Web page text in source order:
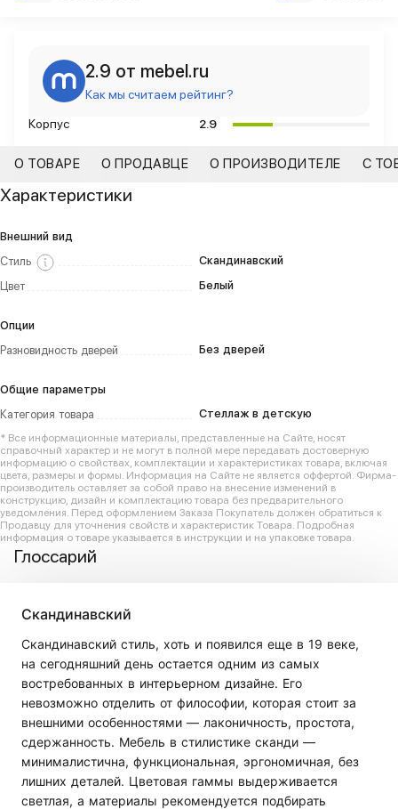
2.9 от mebel.ru
Как мы считаем рейтинг?
Корпус 2.9
О ТОВАРЕ О ПРОДАВЦЕ О ПРОИЗВОДИТЕЛЕ С
Характеристики
Внешний вид
Стиль
Скандинавский
Цвет
Белый
Опции
Разновидность дверей
Без дверей
Общие параметры
Категория товара
Стеллаж в детскую
* Все информационные материалы, представленные на Сайте, носят
справочный характер и не могут в полной мере передавать достоверную
информацию о свойствах, комплектации и характеристиках товара, включая
цвета, размеры и формы. Информация на Сайте не является оффертой. Фирма-
производитель оставляет за собой право на внесение изменений в
конструкцию, дизайн и комплектацию товара без предварительного
уведомления. Перед оформлением Заказа Покупатель должен обратиться к
Продавцу для уточнения свойств и характеристик Товара. Подробная
информация о товаре указывается в инструкции и на упаковке товара.
Глоссарий
Скандинавский
Скандинавский стиль, хоть и появился еще в 19 веке,
на сегодняшний день остается одним из самых
востребованных в интерьерном дизайне. Его
невозможно отделить от философии, которая стоит за
внешними особенностями — лаконичность, простота,
сдержанность. Мебель в стилистике сканди —
минималистична, функциональная, эргономичная, без
лишних деталей. Цветовая гаммы выдерживается
светлая, а материалы рекомендуется подбирать